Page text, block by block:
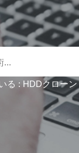
る : HDDクローン